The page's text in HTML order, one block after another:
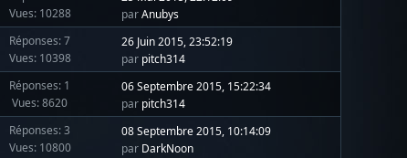
Vues: 10288
parAnubys
Réponses: 7
Vues: 10398
26 Juin 2015, 23:52:19
par pitch314
Réponses: 1
Vues: 8620
06 Septembre 2015, 15:22:34
par pitch314
Réponses: 3
Vues: 10800
08 Septembre 2015, 10:14:09
par DarkNoon